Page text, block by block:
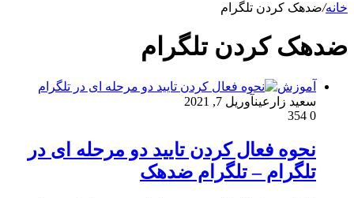
خانه/ضدهک کردن تلگرام
ضدهک کردن تلگرام
آموزش
سعید زارعینآوریل 7, 2021
0
نحوه فعال کردن تایید دو مرحله ای در
تلگرام – تلگرام ضدهک